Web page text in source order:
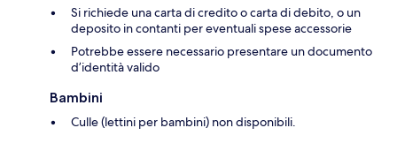
Si richiede una carta di credito o carta di debito, o un
deposito in contanti per eventuali spese accessorie
Potrebbe essere necessario presentare un documento
d’identità valido
Bambini
Culle (lettini per bambini) non disponibili.